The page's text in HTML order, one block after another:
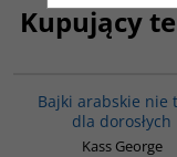
Kupujący
Bajki arabskie nie
dla dorosłych
Kass George